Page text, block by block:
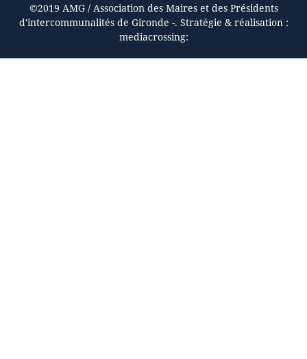
©2019 AMG / Association des Maires et des Présidents
d'intercommunalités de Gironde -. Stratégie & réalisation :
mediacrossing: